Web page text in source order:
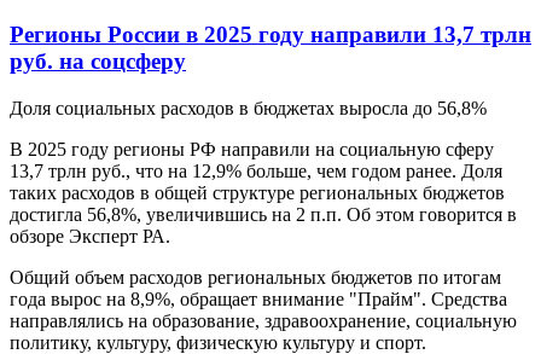
Регионы России в 2025 году направили 13,7 трлн
руб. на соцсферу
Доля социальных расходов в бюджетах выросла до 56,8%
В 2025 году регионы РФ направили на социальную сферу
13,7 трлн руб., что на 12,9% больше, чем годом ранее. Доля
таких расходов в общей структуре региональных бюджетов
достигла 56,8%, увеличившись на 2 п.п. Об этом говорится в
обзоре Эксперт РА.
Общий объем расходов региональных бюджетов по итогам
года вырос на 8,9%, обращает внимание "Прайм". Средства
направлялись на образование, здравоохранение, социальную
политику, культуру, физическую культуру и спорт.